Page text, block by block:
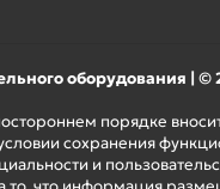
оборудования
порядке
сохранения
и